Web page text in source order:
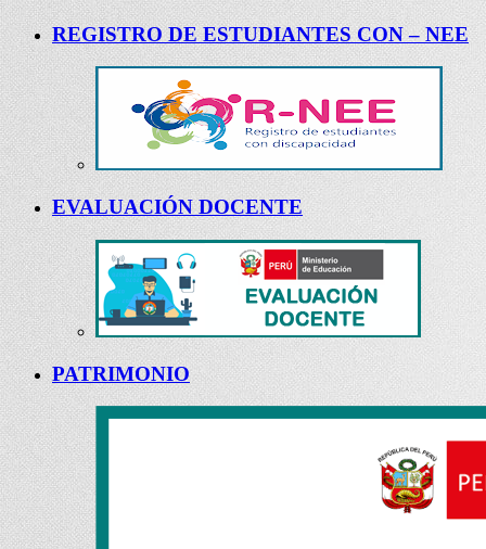
REGISTRO DE ESTUDIANTES CON – NEE
EVALUACIÓN DOCENTE
PATRIMONIO